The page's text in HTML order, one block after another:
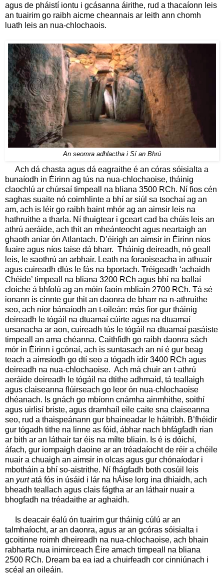
agus de pháistí iontu i gcásanna áirithe, rud a thacaíonn leis
an tuairim go raibh aicme cheannais ar leith ann chomh
luath leis an nua-chlochaois.
An seomra adhlactha i Sí an Bhrú
Ach dá chasta agus dá eagraithe é an córas sóisialta a
bunaíodh in Éirinn ag tús na nua-chlochaoise, tháinig
claochlú ar chúrsaí timpeall na bliana 3500 RCh. Ní fios cén
saghas suaite nó coimhlinte a bhí ar siúl sa tsochaí ag an
am, ach is léir go raibh baint mhór ag an aimsir leis na
hathruithe a tharla. Ní thuigtear i gceart cad ba chúis leis an
athrú aeráide, ach thit an mheánteocht agus neartaigh an
ghaoth aniar ón Atlantach. D’éirigh an aimsir in Éirinn níos
fuaire agus níos taise dá bharr. Tháinig deireadh, nó geall
leis, le saothrú an arbhair. Leath na foraoiseacha in athuair
agus cuireadh dlús le fás na bportach. Tréigeadh ‘achaidh
Chéide’ timpeall na bliana 3200 RCh agus bhí na ballaí
cloiche á bhfolú ag an móin faoin mbliain 2700 RCh. Tá sé
ionann is cinnte gur thit an daonra de bharr na n-athruithe
seo, ach níor bánaíodh an t-oileán: más fíor gur tháinig
deireadh le tógáil na dtuamaí cúirte agus na dtuamaí
ursanacha ar aon, cuireadh tús le tógáil na dtuamaí pasáiste
timpeall an ama chéanna. Caithfidh go raibh daonra sách
mór in Éirinn i gcónaí, ach is suntasach an ní é gur beag
teach a aimsíodh go dtí seo a tógadh idir 3400 RCh agus
deireadh na nua-chlochaoise. Ach má chuir an t‑athrú
aeráide deireadh le tógáil na dtithe adhmaid, tá teallaigh
agus claiseanna flúirseach go leor ón nua-chlochaoise
dhéanach. Is gnách go mbíonn cnámha ainmhithe, soithí
agus uirlisí briste, agus dramhaíl eile caite sna claiseanna
seo, rud a thaispeánann gur bhaineadar le háitribh. B’fhéidir
gur tógadh tithe na linne as fóid, ábhar nach bhfágfadh rian
ar bith ar an láthair tar éis na mílte bliain. Is é is dóichí,
áfach, gur iompaigh daoine ar an tréadaíocht de réir a chéile
nuair a chuaigh an aimsir in olcas agus gur chónaíodar i
mbotháin a bhí so-aistrithe. Ní fhágfadh both cosúil leis
an yurtatá fós in úsáid i lár na hÁise lorg ina dhiaidh, ach
bheadh teallach agus clais fágtha ar an láthair nuair a
bhogfadh na tréadaithe ar aghaidh.
Is deacair éalú ón tuairim gur tháinig cúlú ar an
talmhaíocht, ar an daonra, agus ar an gcóras sóisialta i
gcoitinne roimh dheireadh na nua-chlochaoise, ach bhain
rabharta nua inimirceach Éire amach timpeall na bliana
2500 RCh. Dream ba ea iad a chuirfeadh cor cinniúnach i
scéal an oileáin.